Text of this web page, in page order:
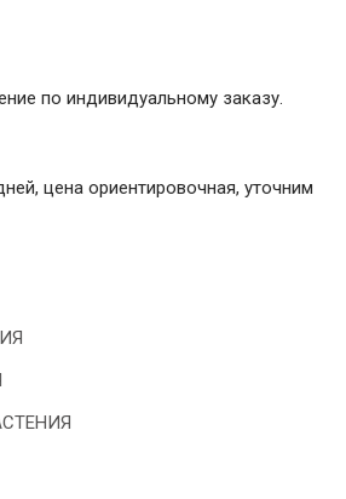
по индивидуальному заказу.
цена ориентировочная, уточним